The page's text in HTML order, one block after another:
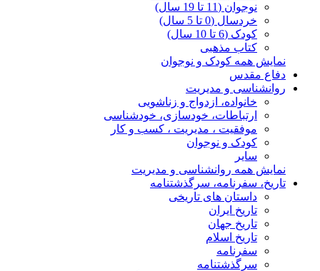
نوجوان (11 تا 19 سال)
خردسال (0 تا 5 سال)
کودک (6 تا 10 سال)
کتاب مذهبی
نمایش همه کودک و نوجوان
دفاع مقدس
روانشناسی و مدیریت
خانواده، ازدواج و زناشویی
ارتباطات، خودسازی، خودشناسی
موفقیت ، مدیریت ، کسب و کار
کودک و نوجوان
سایر
نمایش همه روانشناسی و مدیریت
تاریخ، سفرنامه، سرگذشتنامه
داستان های تاریخی
تاریخ ایران
تاریخ جهان
تاریخ اسلام
سفرنامه
سرگذشتنامه